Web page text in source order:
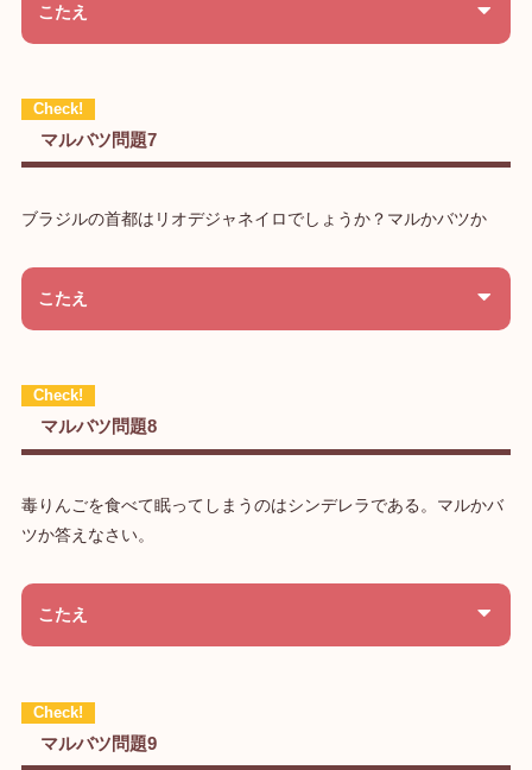
こたえ
マルバツ問題7
ブラジルの首都はリオデジャネイロでしょうか？マルかバツか
こたえ
マルバツ問題8
毒りんごを食べて眠ってしまうのはシンデレラである。マルかバ
ツか答えなさい。
こたえ
マルバツ問題9